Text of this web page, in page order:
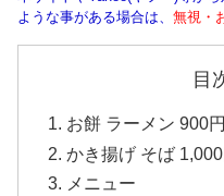
ような事がある場合は、 無視・
目
お餅 ラーメン 900円
かき揚げ そば
メニュー